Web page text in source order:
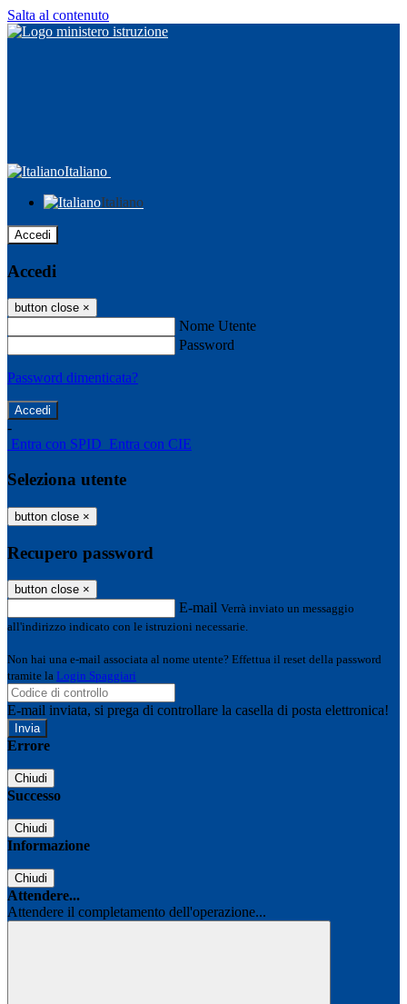
Salta al contenuto
Italiano
Italiano
Accedi
Accedi
button close ×
Nome Utente
Password
Password dimenticata?
-
Entra con SPID Entra con CIE
Seleziona utente
button close ×
Recupero password
button close ×
E-mail Verrà inviato un messaggio
all'indirizzo indicato con le istruzioni necessarie.
Non hai una e-mail associata al nome utente? Effettua il reset della password
tramite la Login Spaggiari
E-mail inviata, si prega di controllare la casella di posta elettronica!
Errore
Chiudi
Successo
Chiudi
Informazione
Chiudi
Attendere...
Attendere il completamento dell'operazione...